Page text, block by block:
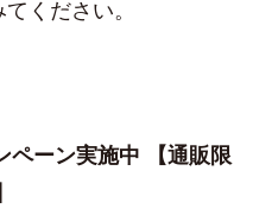
ください。
ペーン実施中 【通販限